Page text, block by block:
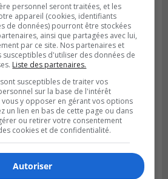
du lac Cristal était
personnel seront traitées, et les
appareil (cookies, identifiants
de données) pourront être stockées
ainsi que partagées avec lui,
par ce site. Nos partenaires et
susceptibles d'utiliser des données de
Liste des partenaires.
susceptibles de traiter vos
sur la base de l'intérêt
vous y opposer en gérant vos options
un lien en bas de cette page ou dans
ou retirer votre consentement
cookies et de confidentialité.
Autoriser